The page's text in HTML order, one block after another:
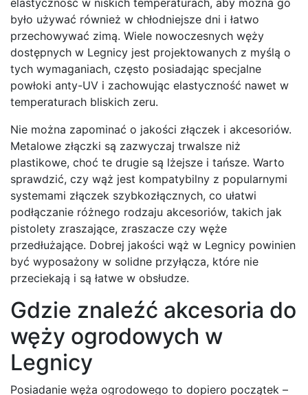
było używać również w chłodniejsze dni i łatwo
przechowywać zimą. Wiele nowoczesnych węży
dostępnych w Legnicy jest projektowanych z myślą o
tych wymaganiach, często posiadając specjalne
powłoki anty-UV i zachowując elastyczność nawet w
temperaturach bliskich zeru.
Nie można zapominać o jakości złączek i akcesoriów.
Metalowe złączki są zazwyczaj trwalsze niż
plastikowe, choć te drugie są lżejsze i tańsze. Warto
sprawdzić, czy wąż jest kompatybilny z popularnymi
systemami złączek szybkozłącznych, co ułatwi
podłączanie różnego rodzaju akcesoriów, takich jak
pistolety zraszające, zraszacze czy węże
przedłużające. Dobrej jakości wąż w Legnicy powinien
być wyposażony w solidne przyłącza, które nie
przeciekają i są łatwe w obsłudze.
Gdzie znaleźć akcesoria do
węży ogrodowych w
Legnicy
Posiadanie węża ogrodowego to dopiero początek –